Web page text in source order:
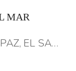
MAR
SALVADOR